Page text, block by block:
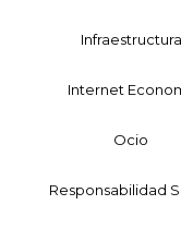
Infraestructura
Internet
Ocio
Responsabilidad